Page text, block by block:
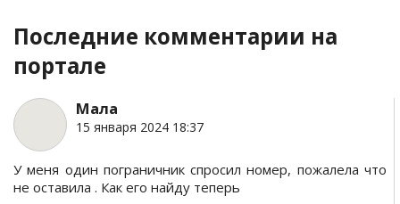
Последние комментарии на
портале
Мала
15 января 2024 18:37
У меня один пограничник спросил номер, пожалела что
не оставила . Как его найду теперь